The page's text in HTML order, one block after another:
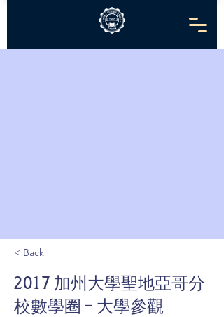
< Back
2017 加州大學聖地亞哥分
校數學圈 - 大學參觀